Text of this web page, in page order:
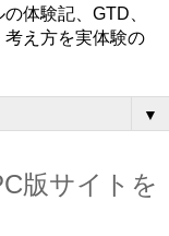
体験記、GTD、
考え方を実体験の
▼
版サイトを